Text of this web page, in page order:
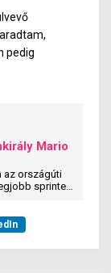
aradtam,
pedig
Mario
az országúti
sprintere
nem volt